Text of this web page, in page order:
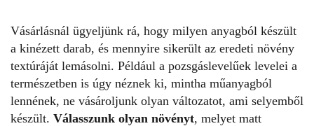
Vásárlásnál ügyeljünk rá, hogy milyen anyagból készült
a kinézett darab, és mennyire sikerült az eredeti növény
textúráját lemásolni. Például a pozsgáslevelűek levelei a
természetben is úgy néznek ki, mintha műanyagból
lennének, ne vásároljunk olyan változatot, ami selyemből
készült. Válasszunk olyan növényt, melyet matt